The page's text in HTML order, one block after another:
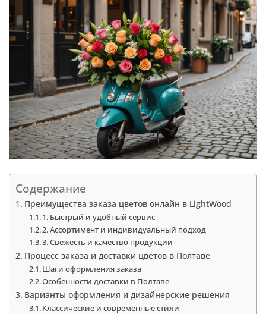
Содержание
Преимущества заказа цветов онлайн в LightWood
1. Быстрый и удобный сервис
2. Ассортимент и индивидуальный подход
3. Свежесть и качество продукции
Процесс заказа и доставки цветов в Полтаве
Шаги оформления заказа
Особенности доставки в Полтаве
Варианты оформления и дизайнерские решения
Классические и современные стили